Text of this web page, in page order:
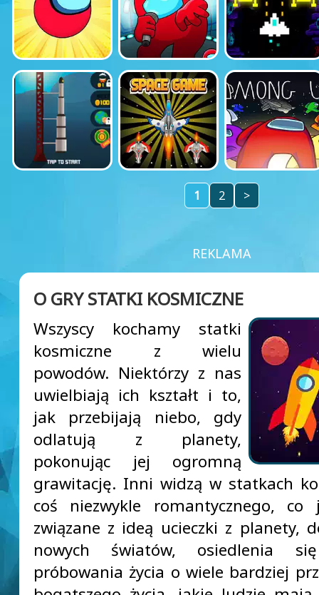
1 2 >
REKLAMA
O GRY STATKI KOSMICZNE
Wszyscy kochamy statki
kosmiczne z wielu
powodów. Niektórzy z nas
uwielbiają ich kształt i to,
jak przebijają niebo, gdy
odlatują z planety,
pokonując jej ogromną
grawitację. Inni widzą w statkach
coś niezwykle romantycznego, co
związane z ideą ucieczki z planety,
nowych światów, osiedlenia
próbowania życia o wiele bardziej